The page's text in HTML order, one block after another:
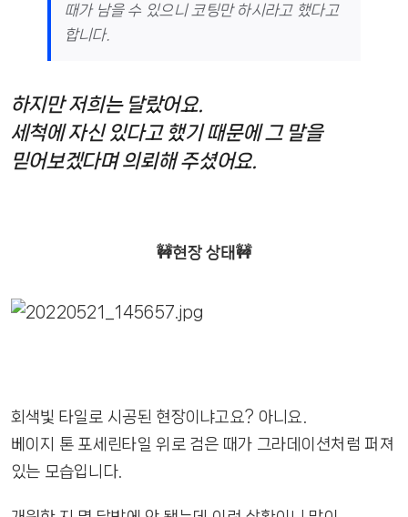
때가 남을 수 있으니 코팅만 하시라고 했다고
합니다.
하지만 저희는 달랐어요.
세척에 자신 있다고 했기 때문에 그 말을
믿어보겠다며 의뢰해 주셨어요.
🚧현장 상태🚧
회색빛 타일로 시공된 현장이냐고요? 아니요.
베이지 톤 포세린타일 위로 검은 때가 그라데이션처럼 퍼져
있는 모습입니다.